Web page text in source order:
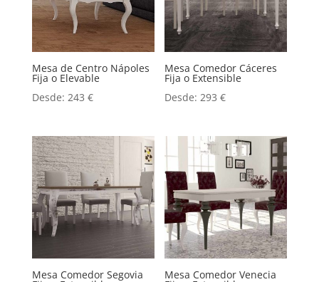
Mesa de Centro Nápoles
Fija o Elevable
Desde: 243 €
Mesa Comedor Cáceres
Fija o Extensible
Desde: 293€
Mesa Comedor Segovia Mesa Comedor Venecia